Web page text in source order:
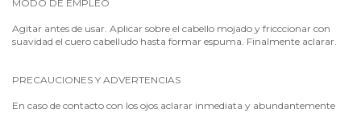
MODO DE EMPLEO
Agitar antes de usar. Aplicar sobre el cabello mojado y fricccionar con
suavidad el cuero cabelludo hasta formar espuma. Finalmente aclarar.
PRECAUCIONES Y ADVERTENCIAS
En caso de contacto con los ojos aclarar inmediata y abundantemente